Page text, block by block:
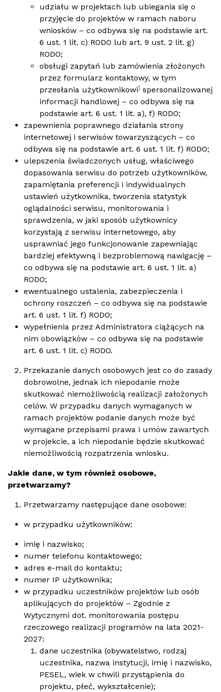
udziału w projektach lub ubiegania się o
przyjęcie do projektów w ramach naboru
wniosków – co odbywa się na podstawie art.
6 ust. 1 lit. c) RODO lub art. 9 ust. 2 lit. g)
RODO;
obsługi zapytań lub zamówienia złożonych
przez formularz kontaktowy, w tym
przesłania użytkownikowi1 spersonalizowanej
informacji handlowej – co odbywa się na
podstawie art. 6 ust. 1 lit. a), f) RODO;
zapewnienia poprawnego działania strony
internetowej i serwisów towarzyszących – co
odbywa się na podstawie art. 6 ust. 1 lit. f) RODO;
ulepszenia świadczonych usług, właściwego
dopasowania serwisu do potrzeb użytkowników,
zapamiętania preferencji i indywidualnych
ustawień użytkownika, tworzenia statystyk
oglądalności serwisu, monitorowania i
sprawdzenia, w jaki sposób użytkownicy
korzystają z serwisu internetowego, aby
usprawniać jego funkcjonowanie zapewniając
bardziej efektywną i bezproblemową nawigację –
co odbywa się na podstawie art. 6 ust. 1 lit. a)
RODO;
ewentualnego ustalenia, zabezpieczenia i
ochrony roszczeń – co odbywa się na podstawie
art. 6 ust. 1 lit. f) RODO;
wypełnienia przez Administratora ciążących na
nim obowiązków – co odbywa się na podstawie
art. 6 ust. 1 lit. c) RODO.
Przekazanie danych osobowych jest co do zasady
dobrowolne, jednak ich niepodanie może
skutkować niemożliwością realizacji założonych
celów. W przypadku danych wymaganych w
ramach projektów podanie danych może być
wymagane przepisami prawa i umów zawartych
w projekcie, a ich niepodanie będzie skutkować
niemożliwością rozpatrzenia wniosku.
Jakie dane, w tym również osobowe,
przetwarzamy?
Przetwarzamy następujące dane osobowe:
w przypadku użytkowników:
imię i nazwisko;
numer telefonu kontaktowego;
adres e-mail do kontaktu;
numer IP użytkownika;
w przypadku uczestników projektów lub osób
aplikujących do projektów – Zgodnie z
Wytycznymi dot. monitorowania postępu
rzeczowego realizacji programów na lata 2021-
2027:
dane uczestnika (obywatelstwo, rodzaj
uczestnika, nazwa instytucji, imię i nazwisko,
PESEL, wiek w chwili przystąpienia do
projektu, płeć, wykształcenie);